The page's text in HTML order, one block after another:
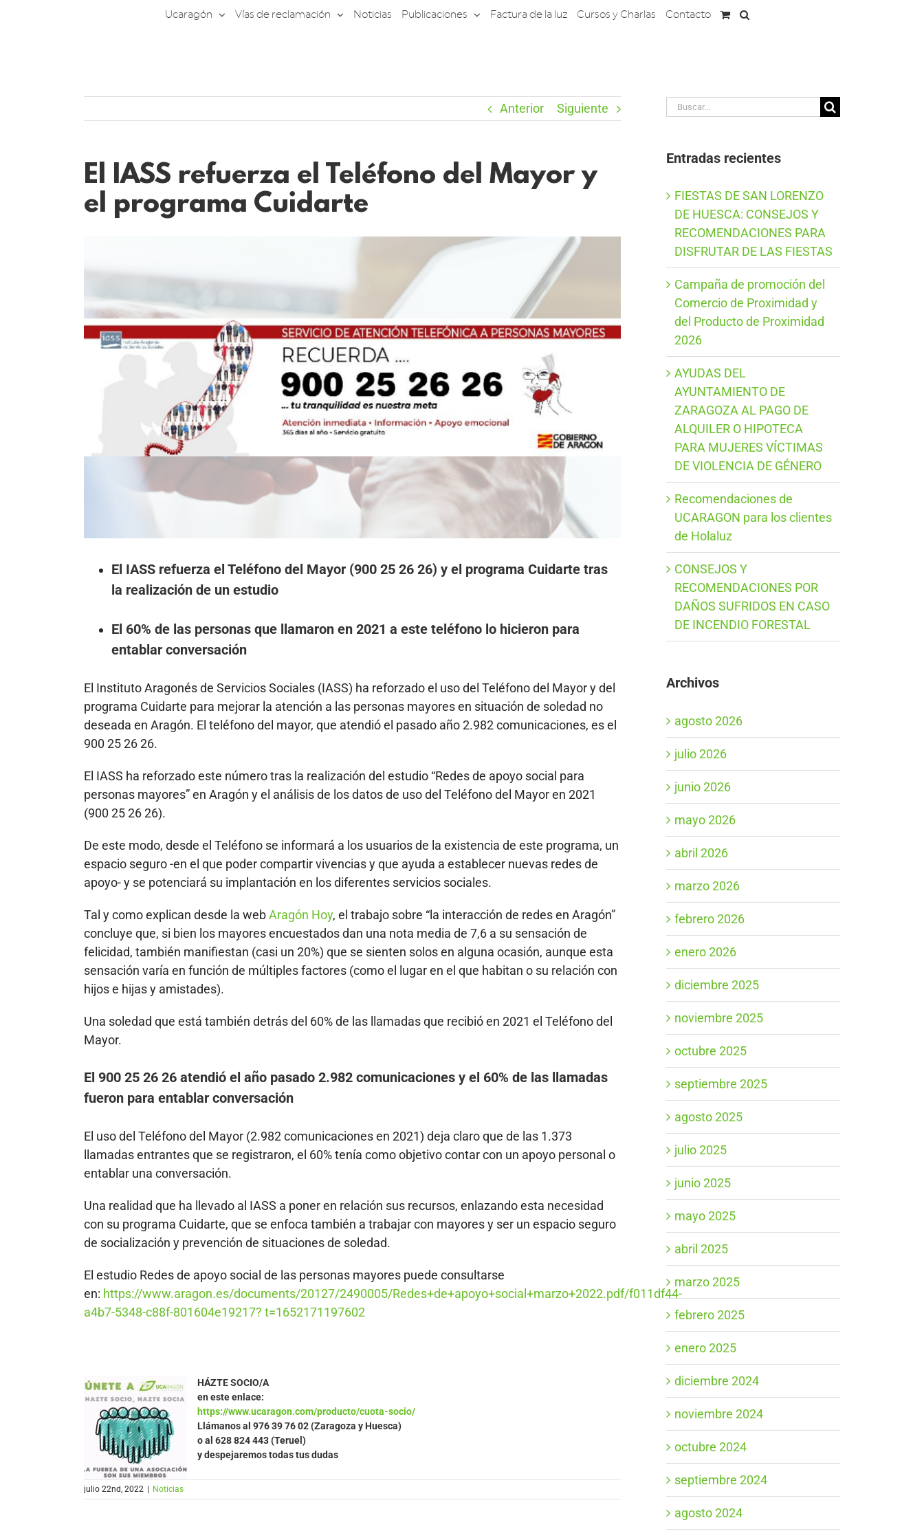
Ucaragón Vías de reclamación Noticias Publicaciones Factura de la luz Cursos y Charlas Contacto
Anterior Siguiente
El IASS refuerza el Teléfono del Mayor y
el programa Cuidarte
grande
El IASS refuerza el Teléfono del Mayor (900 25 26 26) y el programa Cuidarte tras
la realización de un estudio
El 60% de las personas que llamaron en 2021 a este teléfono lo hicieron para
entablar conversación
El Instituto Aragonés de Servicios Sociales (IASS) ha reforzado el uso del Teléfono del Mayor y del
programa Cuidarte para mejorar la atención a las personas mayores en situación de soledad no
deseada en Aragón. El teléfono del mayor, que atendió el pasado año 2.982 comunicaciones, es el
900 25 26 26.
El IASS ha reforzado este número tras la realización del estudio “Redes de apoyo social para
personas mayores” en Aragón y el análisis de los datos de uso del Teléfono del Mayor en 2021
(900 25 26 26).
De este modo, desde el Teléfono se informará a los usuarios de la existencia de este programa, un
espacio seguro -en el que poder compartir vivencias y que ayuda a establecer nuevas redes de
apoyo- y se potenciará su implantación en los diferentes servicios sociales.
Tal y como explican desde la webAragón Hoy, el trabajo sobre “la interacción de redes en Aragón”
concluye que, si bien los mayores encuestados dan una nota media de 7,6 a su sensación de
felicidad, también manifiestan (casi un 20%) que se sienten solos en alguna ocasión, aunque esta
sensación varía en función de múltiples factores (como el lugar en el que habitan o su relación con
hijos e hijas y amistades).
Una soledad que está también detrás del 60% de las llamadas que recibió en 2021 el Teléfono del
Mayor.
El 900 25 26 26 atendió el año pasado 2.982 comunicaciones y el 60% de las llamadas
fueron para entablar conversación
El uso del Teléfono del Mayor (2.982 comunicaciones en 2021) deja claro que de las 1.373
llamadas entrantes que se registraron, el 60% tenía como objetivo contar con un apoyo personal o
entablar una conversación.
Una realidad que ha llevado al IASS a poner en relación sus recursos, enlazando esta necesidad
con su programa Cuidarte, que se enfoca también a trabajar con mayores y ser un espacio seguro
de socialización y prevención de situaciones de soledad.
El estudio Redes de apoyo social de las personas mayores puede consultarse
en: https://www.aragon.es/documents/20127/2490005/Redes+de+apoyo+social+marzo+2022.pdf/f011df44-
a4b7-5348-c88f-801604e19217? t=1652171197602
HÁZTE SOCIO/A
en este enlace:
https://www.ucaragon.com/producto/cuota-socio/
Llámanos al 976 39 76 02 (Zaragoza y Huesca)
o al 628 824 443 (Teruel)
y despejaremos todas tus dudas
julio 22nd, 2022 Noticias
Buscar:
Entradas recientes
FIESTAS DE SAN LORENZO
DE HUESCA: CONSEJOS Y
RECOMENDACIONES PARA
DISFRUTAR DE LAS FIESTAS
Campaña de promoción del
Comercio de Proximidad y
del Producto de Proximidad
2026
AYUDAS DEL
AYUNTAMIENTO DE
ZARAGOZA AL PAGO DE
ALQUILER O HIPOTECA
PARA MUJERES VÍCTIMAS
DE VIOLENCIA DE GÉNERO
Recomendaciones de
UCARAGON para los clientes
de Holaluz
CONSEJOS Y
RECOMENDACIONES POR
DAÑOS SUFRIDOS EN CASO
DE INCENDIO FORESTAL
Archivos
agosto 2026
julio 2026
junio 2026
mayo 2026
abril 2026
marzo 2026
febrero 2026
enero 2026
diciembre 2025
noviembre 2025
octubre 2025
septiembre 2025
agosto 2025
julio 2025
junio 2025
mayo 2025
abril 2025
marzo 2025
febrero 2025
enero 2025
diciembre 2024
noviembre 2024
octubre 2024
septiembre 2024
agosto 2024